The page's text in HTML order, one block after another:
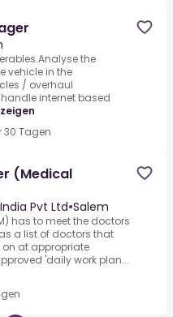
the
vehicle in the
/ overhaul
internet based
30 Tagen
(Medical
Pvt Ltd•Salem
has to meet the doctors
a list of doctors that
at appropriate
'daily work plan...